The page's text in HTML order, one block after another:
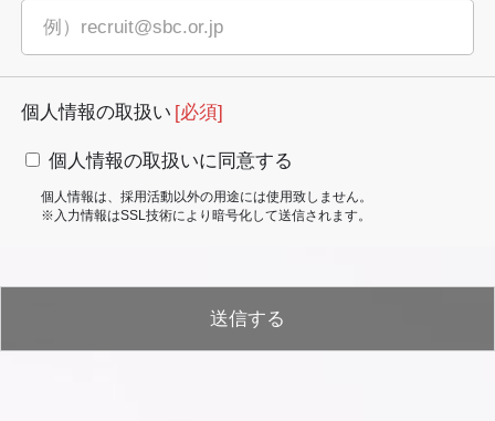
個人情報の取扱い [必須]
個人情報の取扱いに同意する
個人情報は、採用活動以外の用途には使用致しません。
※入力情報はSSL技術により暗号化して送信されます。
送信する